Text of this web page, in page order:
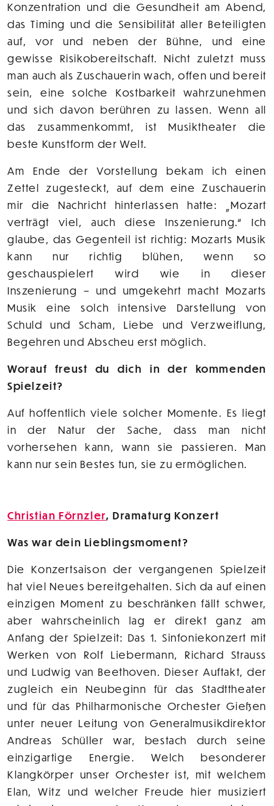
Konzentration und die Gesundheit am Abend,
das Timing und die Sensibilität aller Beteiligten
auf, vor und neben der Bühne, und eine
gewisse Risikobereitschaft. Nicht zuletzt muss
man auch als Zuschauerin wach, offen und bereit
sein, eine solche Kostbarkeit wahrzunehmen
und sich davon berühren zu lassen. Wenn all
das zusammenkommt, ist Musiktheater die
beste Kunstform der Welt.
Am Ende der Vorstellung bekam ich einen
Zettel zugesteckt, auf dem eine Zuschauerin
mir die Nachricht hinterlassen hatte: „Mozart
verträgt viel, auch diese Inszenierung.“ Ich
glaube, das Gegenteil ist richtig: Mozarts Musik
kann nur richtig blühen, wenn so
geschauspielert wird wie in dieser
Inszenierung – und umgekehrt macht Mozarts
Musik eine solch intensive Darstellung von
Schuld und Scham, Liebe und Verzweiflung,
Begehren und Abscheu erst möglich.
Worauf freust du dich in der kommenden
Spielzeit?
Auf hoffentlich viele solcher Momente. Es liegt
in der Natur der Sache, dass man nicht
vorhersehen kann, wann sie passieren. Man
kann nur sein Bestes tun, sie zu ermöglichen.
Christian Förnzler, Dramaturg Konzert
Was war dein Lieblingsmoment?
Die Konzertsaison der vergangenen Spielzeit
hat viel Neues bereitgehalten. Sich da auf einen
einzigen Moment zu beschränken fällt schwer,
aber wahrscheinlich lag er direkt ganz am
Anfang der Spielzeit: Das 1. Sinfoniekonzert mit
Werken von Rolf Liebermann, Richard Strauss
und Ludwig van Beethoven. Dieser Auftakt, der
zugleich ein Neubeginn für das Stadttheater
und für das Philharmonische Orchester Gießen
unter neuer Leitung von Generalmusikdirektor
Andreas Schüller war, bestach durch seine
einzigartige Energie. Welch besonderer
Klangkörper unser Orchester ist, mit welchem
Elan, Witz und welcher Freude hier musiziert